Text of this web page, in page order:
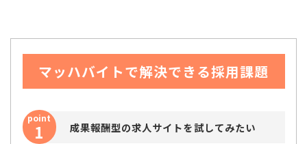
マッハバイトで解決できる採用課題
point
1 成果報酬型の求人サイトを試してみたい